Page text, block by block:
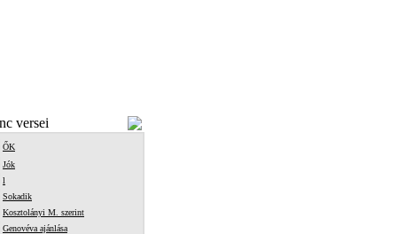
versei
ŐK
Jók
l
Sokadik
Kosztolányi M. szerint
Genovéva ajánlása